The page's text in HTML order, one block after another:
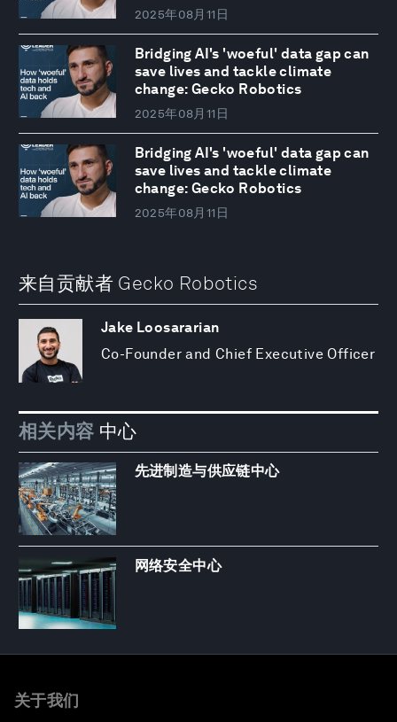
2025年08月11日
Bridging AI's 'woeful' data gap can
save lives and tackle climate
change: Gecko Robotics
2025年08月11日
Bridging AI's 'woeful' data gap can
save lives and tackle climate
change: Gecko Robotics
2025年08月11日
来自贡献者 Gecko Robotics
Jake Loosararian
Co-Founder and Chief Executive Officer
相关内容 中心
先进制造与供应链中心
网络安全中心
关于我们